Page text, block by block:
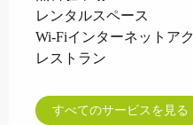
レンタルスペース
Wi-Fiインターネットア
レストラン
すべてのサービスを見る